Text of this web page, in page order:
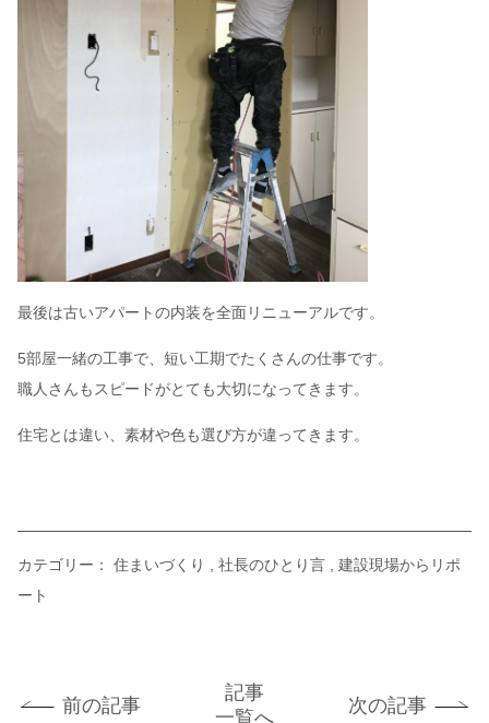
最後は古いアパートの内装を全面リニューアルです。
5部屋一緒の工事で、短い工期でたくさんの仕事です。
職人さんもスピードがとても大切になってきます。
住宅とは違い、素材や色も選び方が違ってきます。
カテゴリー： 住まいづくり 社長のひとり言
建設現場からリポ
ート
前の記事
記事
一覧へ
次の記事